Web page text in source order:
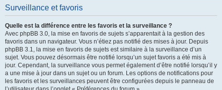
Surveillance et favoris
Quelle est la différence entre les favoris et la surveillance ?
Avec phpBB 3.0, la mise en favoris de sujets s’apparentait à la gestion des
favoris dans un navigateur. Vous n’étiez pas notifié des mises à jour. Depuis
phpBB 3.1, la mise en favoris de sujets est similaire à la surveillance d’un
sujet. Vous pouvez désormais être notifié lorsqu’un sujet favoris a été mis à
jour. Cependant, la surveillance vous permet également d’être notifié lorsqu’il y
a une mise à jour dans un sujet ou un forum. Les options de notifications pour
les favoris et les surveillances peuvent être configurées depuis le panneau de